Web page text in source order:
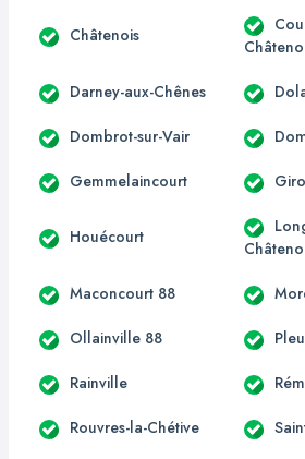
Châtenois
Darney-aux-Chênes
Dombrot-sur-Vair
Gemmelaincourt
Houécourt
Maconcourt 88
Ollainville 88
Rainville
Rouvres-la-Chétive